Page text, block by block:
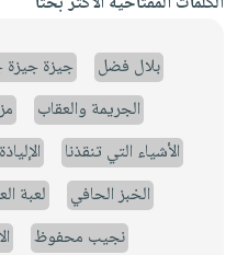
بلال فضل جيزة جيزة
الجريمة والعقاب
الأشياء التي تنقذنا
الإلياذة
الخبز الحافي
لعبة
نجيب محفوظ